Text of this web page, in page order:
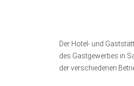
Der Hotel- und
des Gastgewerbes in
der verschiedenen